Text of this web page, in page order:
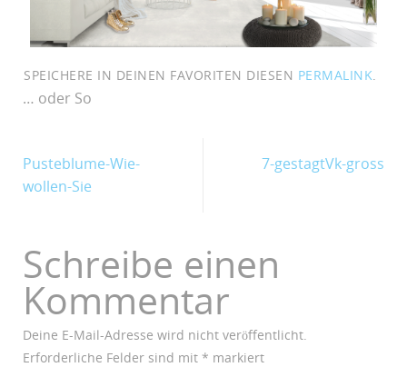
SPEICHERE IN DEINEN FAVORITEN DIESEN PERMALINK
… oder So
Pusteblume-Wie-
wollen-Sie
7-gestagtVk-gross
Schreibe einen
Kommentar
Deine E-Mail-Adresse wird nicht veröffentlicht.
Erforderliche Felder sind mit * markiert